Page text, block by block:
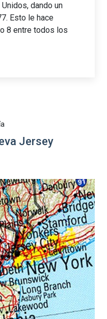
dando un
Esto le hace
8 entre todos los
Jersey